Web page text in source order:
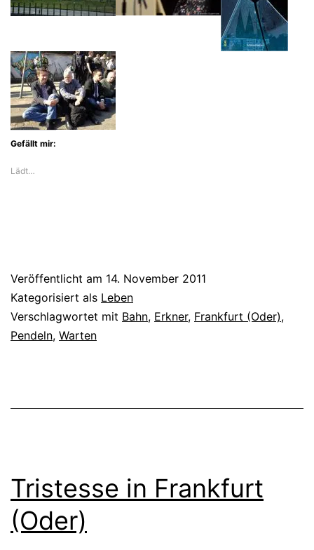
Gefällt mir:
Lädt…
Veröffentlicht am 14. November 2011
Kategorisiert als Leben
Verschlagwortet mit Bahn, Erkner, Frankfurt (Oder),
Pendeln, Warten
Tristesse in Frankfurt
(Oder)